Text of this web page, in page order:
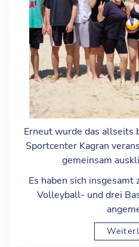
Erneut wurde das
Sportcenter Kagran
gemeinsam
Es haben sich
Volleyball- und drei